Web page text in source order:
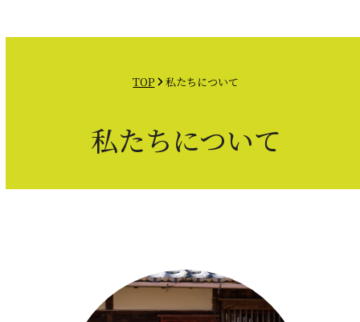
to mobile
mobile
TOP 私たちについて
私たちについて